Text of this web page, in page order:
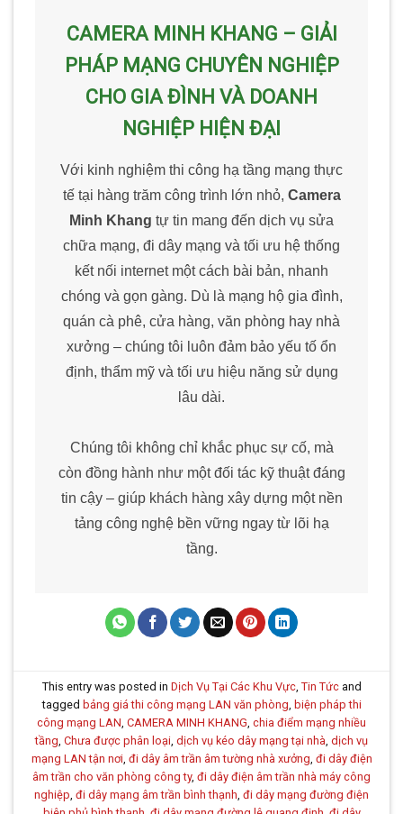
CAMERA MINH KHANG – GIẢI
PHÁP MẠNG CHUYÊN NGHIỆP
CHO GIA ĐÌNH VÀ DOANH
NGHIỆP HIỆN ĐẠI
Với kinh nghiệm thi công hạ tầng mạng thực
tế tại hàng trăm công trình lớn nhỏ, Camera
Minh Khang tự tin mang đến dịch vụ sửa
chữa mạng, đi dây mạng và tối ưu hệ thống
kết nối internet một cách bài bản, nhanh
chóng và gọn gàng. Dù là mạng hộ gia đình,
quán cà phê, cửa hàng, văn phòng hay nhà
xưởng – chúng tôi luôn đảm bảo yếu tố ổn
định, thẩm mỹ và tối ưu hiệu năng sử dụng
lâu dài.
Chúng tôi không chỉ khắc phục sự cố, mà
còn đồng hành như một đối tác kỹ thuật đáng
tin cậy – giúp khách hàng xây dựng một nền
tảng công nghệ bền vững ngay từ lõi hạ
tầng.
This entry was posted in Dịch Vụ Tại Các Khu Vực, Tin Tứcand
tagged bảng giá thi công mạng LAN văn phòng biện pháp thi
công mạng LAN CAMERA MINH KHANG chia điểm mạng nhiều
tầng Chưa được phân loại dịch vụ kéo dây mạng tại nhà dịch vụ
mạng LAN tận nơi, đi dây âm trần âm tường nhà xưởng đi dây điện
âm trần cho văn phòng công ty, đi dây điện âm trần nhà máy công
nghiệp đi dây mạng âm trần bình thạnh đi dây mạng đường điện